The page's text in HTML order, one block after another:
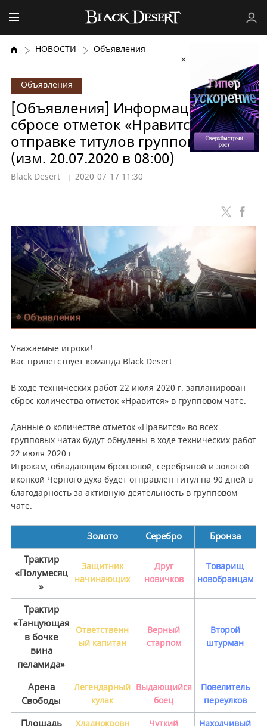
НОВОСТИ Объявления
Объявления
[Объявления] Информация о
сбросе отметок «Нравится» и
отправке титулов группового чата
(изм. 20.07.2020 в 08:00)
Black Desert 2020-07-17 11:30
Уважаемые игроки!
Вас приветствует команда Black Desert.
В ходе технических работ 22 июля 2020 г. запланирован
сброс количества отметок «Нравится» в групповом чате.
Данные о количестве отметок «Нравится» во всех
групповых чатах будут обнулены в ходе технических работ
22 июля 2020 г.
Игрокам, обладающим бронзовой, серебряной и золотой
иконкой Черного духа будет отправлен титул на 90 дней в
благодарность за активную деятельность в групповом
чате.
Золото Серебро
Бронза
Трактир
«Полумесяц
»
Защитник
начинающих
Друг
новичков
Товарищ
новобранцам
Трактир
«Танцующая
в бочке
вина
пеламида»
Ответственн
ый капитан
Верный
старпом
Второй
штурман
Арена
Свободы
Легендарный
кулак
Выдающийся
боец
Повелитель
переулков